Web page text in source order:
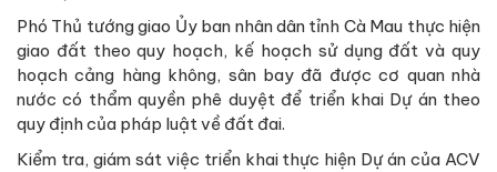
Phó Thủ tướng giao Ủy ban nhân dân tỉnh Cà Mau thực hiện
giao đất theo quy hoạch, kế hoạch sử dụng đất và quy
hoạch cảng hàng không, sân bay đã được cơ quan nhà
nước có thẩm quyền phê duyệt để triển khai Dự án theo
quy định của pháp luật về đất đai.
Kiểm tra, giám sát việc triển khai thực hiện Dự án của ACV